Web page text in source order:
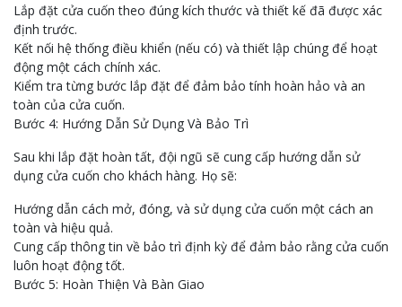
Lắp đặt cửa cuốn theo đúng kích thước và thiết kế đã được xác
định trước.
Kết nối hệ thống điều khiển (nếu có) và thiết lập chúng để hoạt
động một cách chính xác.
Kiểm tra từng bước lắp đặt để đảm bảo tính hoàn hảo và an
toàn của cửa cuốn.
Bước 4: Hướng Dẫn Sử Dụng Và Bảo Trì
Sau khi lắp đặt hoàn tất, đội ngũ sẽ cung cấp hướng dẫn sử
dụng cửa cuốn cho khách hàng. Họ sẽ:
Hướng dẫn cách mở, đóng, và sử dụng cửa cuốn một cách an
toàn và hiệu quả.
Cung cấp thông tin về bảo trì định kỳ để đảm bảo rằng cửa cuốn
luôn hoạt động tốt.
Bước 5: Hoàn Thiện Và Bàn Giao